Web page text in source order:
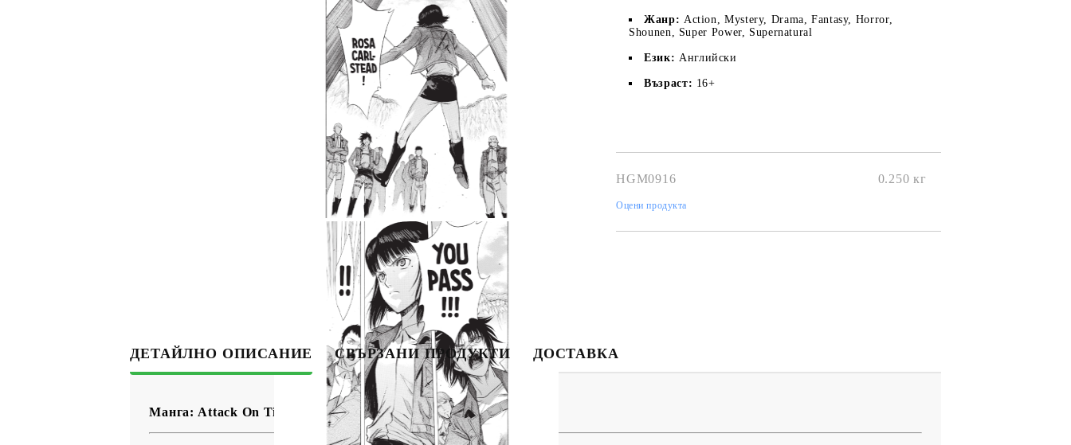
Моят профил
Вход Регистрация
USD EUR
BG EN
Share Tweet
Жанр: Action, Mystery, Drama, Fantasy, Horror,
Shounen, Super Power, Supernatural
Език: Английски
Възраст: 16+
HGM0916 0.250 кг
Оцени продукта
ДЕТАЙЛНО ОПИСАНИЕ СВЪРЗАНИ ПРОДУКТИ ДОСТАВКА
Манга: Attack On Titan Before The Fall vol. 15